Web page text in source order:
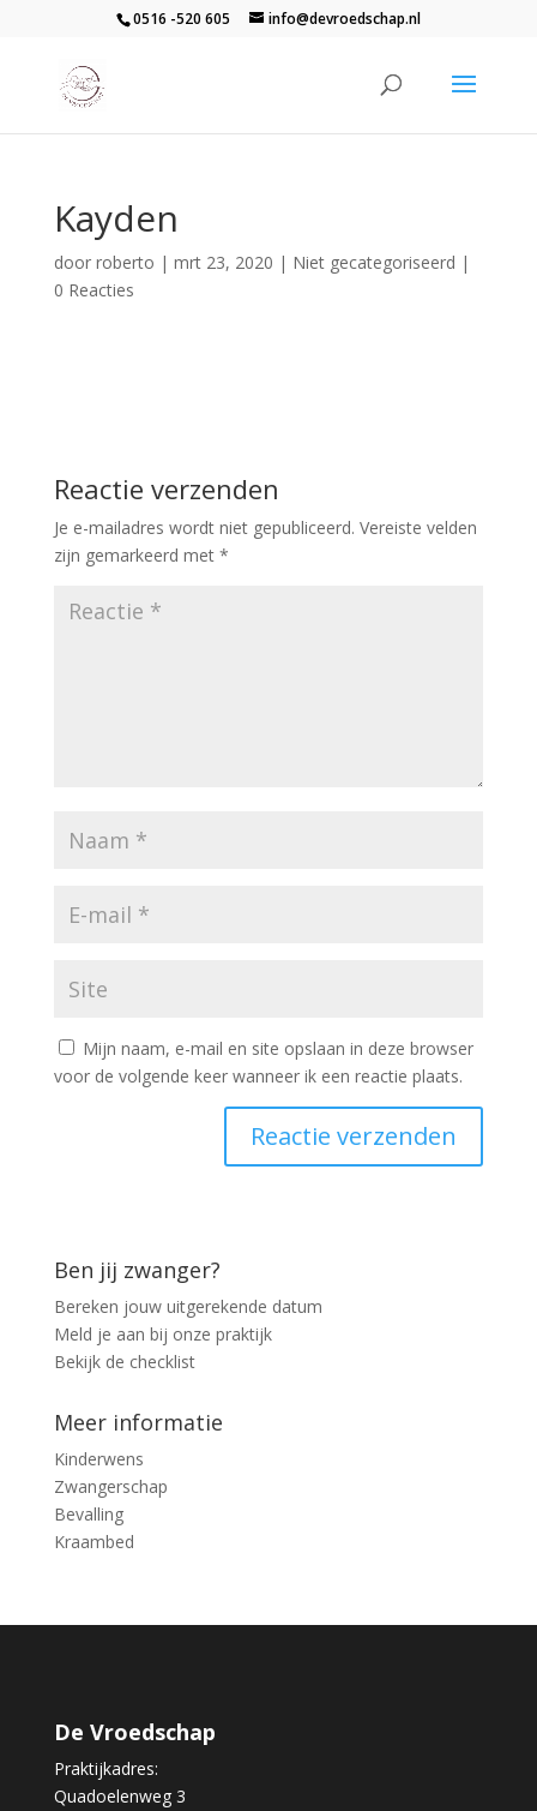
0516 -520 605 info@devroedschap.nl
Kayden
door roberto | mrt 23, 2020 | Niet gecategoriseerd |
0 Reacties
Reactie verzenden
Je e-mailadres wordt niet gepubliceerd. Vereiste velden
zijn gemarkeerd met *
Mijn naam, e-mail en site opslaan in deze browser
voor de volgende keer wanneer ik een reactie plaats.
Ben jij zwanger?
Bereken jouw uitgerekende datum
Meld je aan bij onze praktijk
Bekijk de checklist
Meer informatie
Kinderwens
Zwangerschap
Bevalling
Kraambed
De Vroedschap
Praktijkadres:
Quadoelenweg 3